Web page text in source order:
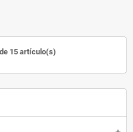
15 artículo(s)